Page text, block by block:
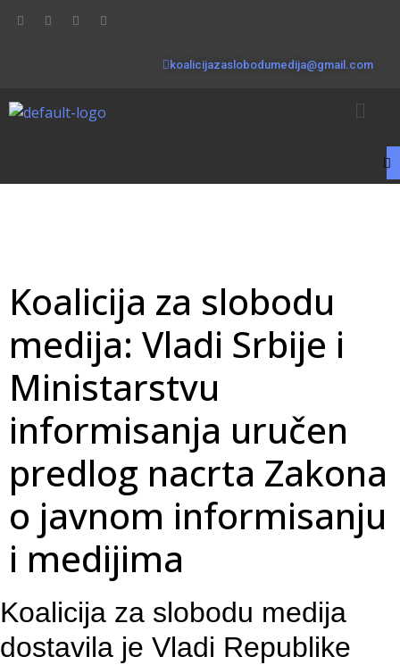
koalicijazaslobodumedija@gmail.com
Koalicija za slobodu
medija: Vladi Srbije i
Ministarstvu
informisanja uručen
predlog nacrta Zakona
o javnom informisanju
i medijima
Koalicija za slobodu medija
dostavila je Vladi Republike